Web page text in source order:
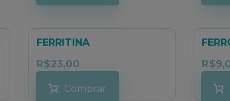
FERRITINA
R$23,00
Comprar
R$